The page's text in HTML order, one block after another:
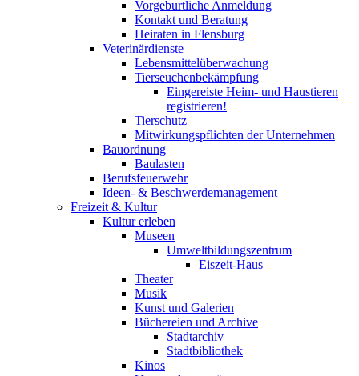
Vorgeburtliche Anmeldung
Kontakt und Beratung
Heiraten in Flensburg
Veterinärdienste
Lebensmittelüberwachung
Tierseuchenbekämpfung
Eingereiste Heim- und Haustieren
registrieren!
Tierschutz
Mitwirkungspflichten der Unternehmen
Bauordnung
Baulasten
Berufsfeuerwehr
Ideen- & Beschwerdemanagement
Freizeit & Kultur
Kultur erleben
Museen
Umweltbildungszentrum
Eiszeit-Haus
Theater
Musik
Kunst und Galerien
Büchereien und Archive
Stadtarchiv
Stadtbibliothek
Kinos